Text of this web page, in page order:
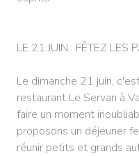
LE 21 JUIN : FÊTEZ LES
Le dimanche 21 juin,
restaurant Le Servan à
faire un moment
proposons un déjeuner
réunir petits et grands